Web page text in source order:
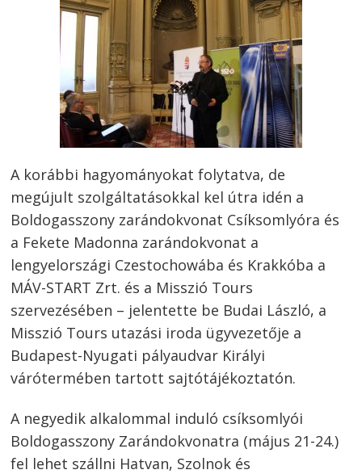
A korábbi hagyományokat folytatva, de
megújult szolgáltatásokkal kel útra idén a
Boldogasszony zarándokvonat Csíksomlyóra és
a Fekete Madonna zarándokvonat a
lengyelországi Czestochowába és Krakkóba a
MÁV-START Zrt. és a Misszió Tours
szervezésében – jelentette be Budai László, a
Misszió Tours utazási iroda ügyvezetője a
Budapest-Nyugati pályaudvar Királyi
várótermében tartott sajtótájékoztatón.
A negyedik alkalommal induló csíksomlyói
Boldogasszony Zarándokvonatra (május 21-24.)
fel lehet szállni Hatvan, Szolnok és